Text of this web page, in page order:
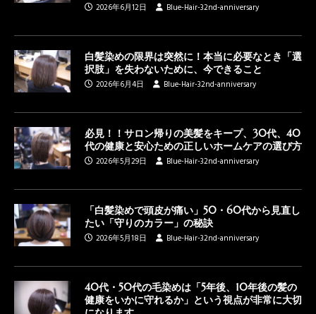
2026年6月12日
Blue-Hair-32nd-anniversary
白髪染めの限界は突然に！本当に必要なとき「選
択肢」を失わないために、今できること
2026年6月4日
Blue-Hair-32nd-anniversary
必見！！サロン帰りの美髪をキープ、30代、40
代の健康と安心ための正しいホームケアの選び方
2026年5月29日
Blue-Hair-32nd-anniversary
「白髪染めで頭皮が痛い」50・60代から見直し
たい「守りのカラー」の秘訣
2026年5月18日
Blue-Hair-32nd-anniversary
40代・50代の毛染めは「5年後、10年後の髪の
健康をいかに守れるか」という視点が非常に大切